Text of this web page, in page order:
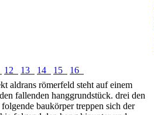
12 13 14 15
16
aldrans römerfeld steht auf einem
fallenden hanggrundstück. drei den
baukörper treppen sich der